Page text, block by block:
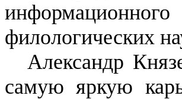
филологических
Александр
самую яркую